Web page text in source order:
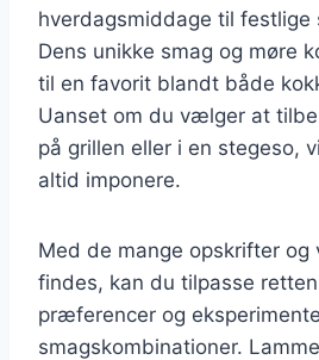
hverdagsmiddage til festlige
Dens unikke smag og møre
til en favorit blandt både
Uanset om du vælger at
på grillen eller i en stegeso,
altid imponere.
Med de mange opskrifter og
findes, kan du tilpasse
præferencer og
smagskombinationer.